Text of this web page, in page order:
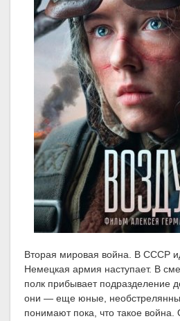
Вторая мировая война. В СССР
Немецкая армия наступает. В
полк прибывает подразделение
они — еще юные,
понимают пока, что такое